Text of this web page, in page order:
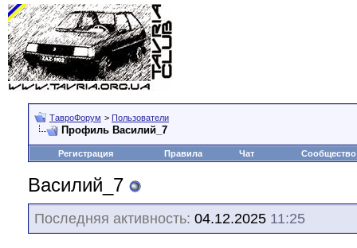
ТавроФорум > Пользователи
Профиль Василий_7
Регистрация Правила Чат Сообщество
Василий_7
Последняя активность: 04.12.2025 11:25